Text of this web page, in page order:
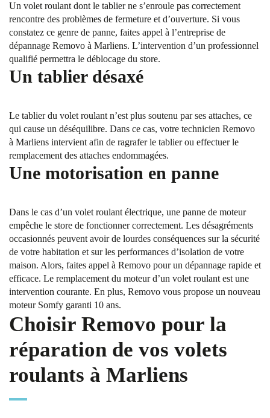
Un volet roulant dont le tablier ne s’enroule pas correctement
rencontre des problèmes de fermeture et d’ouverture. Si vous
constatez ce genre de panne, faites appel à l’entreprise de
dépannage Removo à Marliens. L’intervention d’un professionnel
qualifié permettra le déblocage du store.
Un tablier désaxé
Le tablier du volet roulant n’est plus soutenu par ses attaches, ce
qui cause un déséquilibre. Dans ce cas, votre technicien Removo
à Marliens intervient afin de ragrafer le tablier ou effectuer le
remplacement des attaches endommagées.
Une motorisation en panne
Dans le cas d’un volet roulant électrique, une panne de moteur
empêche le store de fonctionner correctement. Les désagréments
occasionnés peuvent avoir de lourdes conséquences sur la sécurité
de votre habitation et sur les performances d’isolation de votre
maison. Alors, faites appel à Removo pour un dépannage rapide et
efficace. Le remplacement du moteur d’un volet roulant est une
intervention courante. En plus, Removo vous propose un nouveau
moteur Somfy garanti 10 ans.
Choisir Removo pour la
réparation de vos volets
roulants à Marliens